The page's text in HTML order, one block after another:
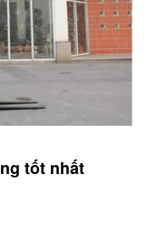
tốt nhất